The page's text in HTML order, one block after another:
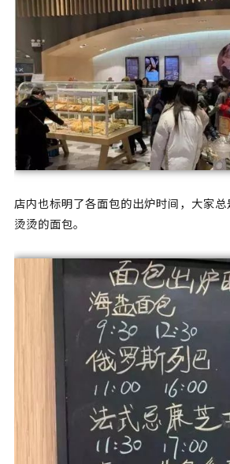
店内也标明了各面包的出炉时间，大家
烫烫的面包。